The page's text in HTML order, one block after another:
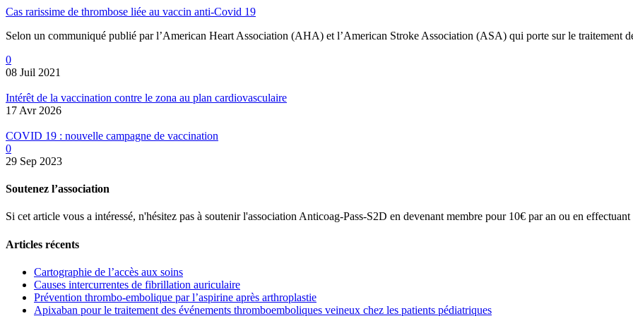
Cas rarissime de thrombose liée au vaccin anti-Covid 19
Selon un communiqué publié par l’American Heart Association (AHA) et l’American Stroke Association (ASA) qui porte sur le traitement
0
08 Juil 2021
Intérêt de la vaccination contre le zona au plan cardiovasculaire
17 Avr 2026
COVID 19 : nouvelle campagne de vaccination
0
29 Sep 2023
Soutenez l’association
Si cet article vous a intéressé, n'hésitez pas à soutenir l'association Anticoag-Pass-S2D en devenant membre pour 10€ par an ou en
Articles récents
Cartographie de l’accès aux soins
Causes intercurrentes de fibrillation auriculaire
Prévention thrombo-embolique par l’aspirine après arthroplastie
Apixaban pour le traitement des événements thromboemboliques veineux chez les patients pédiatriques